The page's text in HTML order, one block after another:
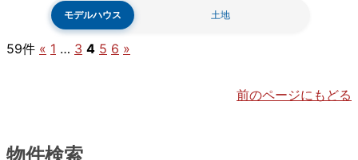
モデルハウス 土地
59件 « 1 … 3 4 5 6 »
前のページにもどる
物件検索